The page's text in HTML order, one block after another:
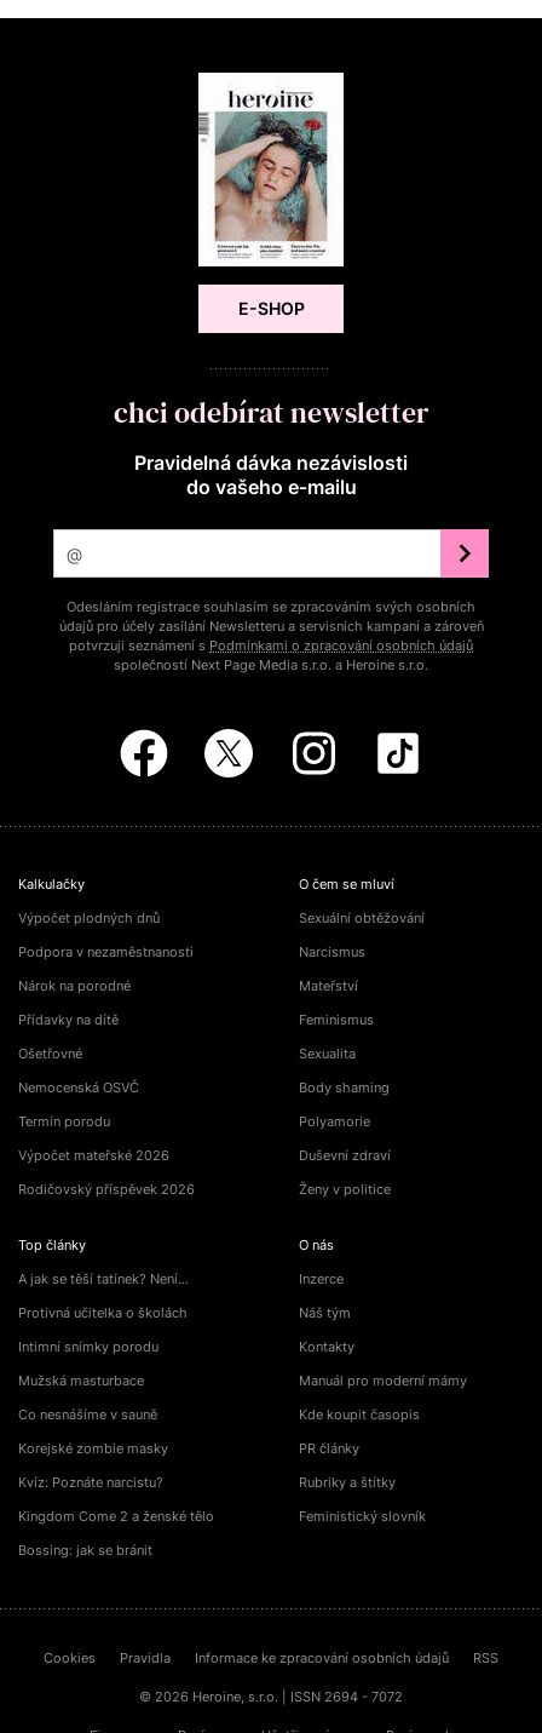
E-SHOP
chci odebírat newsletter
Pravidelná dávka nezávislosti
do vašeho e‑mailu
Odesláním registrace souhlasím se zpracováním svých osobních
údajů pro účely zasílání Newsletteru a servisních kampaní a zároveň
potvrzuji seznámení s Podmínkami o zpracování osobních údajů
společností Next Page Media s.r.o. a Heroine s.r.o.
Kalkulačky
Výpočet plodných dnů
Podpora v nezaměstnanosti
Nárok na porodné
Přídavky na dítě
Ošetřovné
Nemocenská OSVČ
Termín porodu
Výpočet mateřské 2026
Rodičovský příspěvek 2026
Top články
A jak se těší tatínek? Není…
Protivná učitelka o školách
Intimní snímky porodu
Mužská masturbace
Co nesnášíme v sauně
Korejské zombie masky
Kvíz: Poznáte narcistu?
Kingdom Come 2 a ženské tělo
Bossing: jak se bránit
O čem se mluví
Sexuální obtěžování
Narcismus
Mateřství
Feminismus
Sexualita
Body shaming
Polyamorie
Duševní zdraví
Ženy v politice
O nás
Inzerce
Náš tým
Kontakty
Manuál pro moderní mámy
Kde koupit časopis
PR články
Rubriky a štítky
Feministický slovník
Cookies Pravidla Informace ke zpracování osobních údajů RSS
© 2026 Heroine, s.r.o. | ISSN 2694 - 7072